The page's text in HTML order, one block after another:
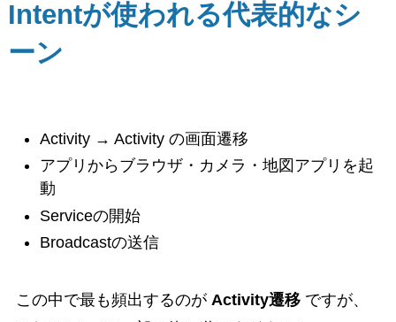
Intentが使われる代表的なシ
ーン
Activity → Activity の画面遷移
アプリからブラウザ・カメラ・地図アプリを起
動
Serviceの開始
Broadcastの送信
この中で最も頻出するのが Activity遷移ですが、